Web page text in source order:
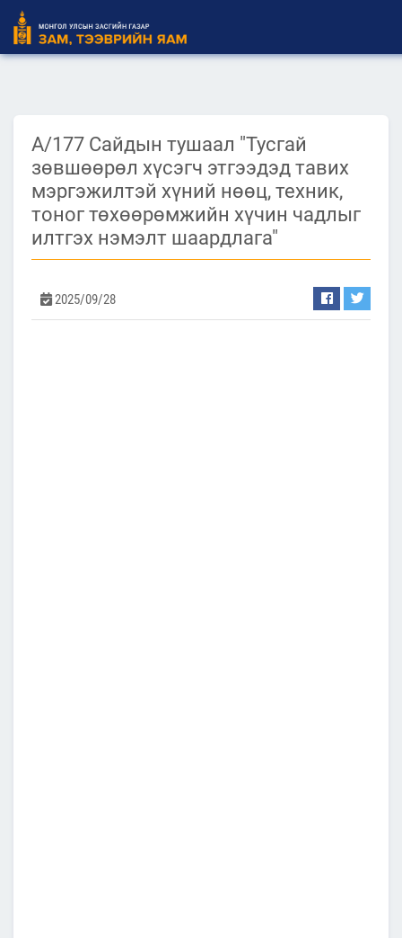
А/177 Сайдын тушаал "Тусгай
зөвшөөрөл хүсэгч этгээдэд тавих
мэргэжилтэй хүний нөөц, техник,
тоног төхөөрөмжийн хүчин чадлыг
илтгэх нэмэлт шаардлага"
2025/09/28